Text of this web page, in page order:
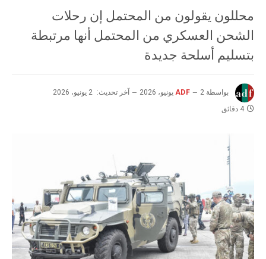
محللون يقولون من المحتمل إن رحلات
الشحن العسكري من المحتمل أنها مرتبطة
بتسليم أسلحة جديدة
بواسطة ADF 2 يونيو، 2026 آخر تحديث:
2 يونيو، 2026
4 دقائق